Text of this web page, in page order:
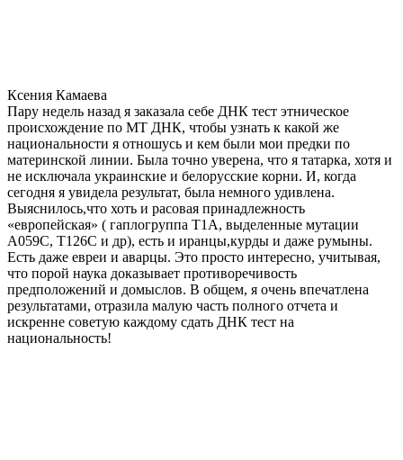
Ксения Камаева
Пару недель назад я заказала себе ДНК тест этническое
происхождение по МТ ДНК, чтобы узнать к какой же
национальности я отношусь и кем были мои предки по
материнской линии. Была точно уверена, что я татарка, хотя и
не исключала украинские и белорусские корни. И, когда
сегодня я увидела результат, была немного удивлена.
Выяснилось,что хоть и расовая принадлежность
«европейская» ( гаплогруппа T1A, выделенные мутации
A059C, T126C и др), есть и иранцы,курды и даже румыны.
Есть даже евреи и аварцы. Это просто интересно, учитывая,
что порой наука доказывает противоречивость
предположений и домыслов. В общем, я очень впечатлена
результатами, отразила малую часть полного отчета и
искренне советую каждому сдать ДНК тест на
национальность!